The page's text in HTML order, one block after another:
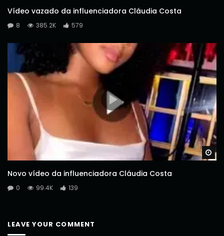
Vídeo vazado da influenciadora Cláudia Costa
8 385.2K 579
Novo vídeo da influenciadora Cláudia Costa
0 99.4K 139
LEAVE YOUR COMMENT